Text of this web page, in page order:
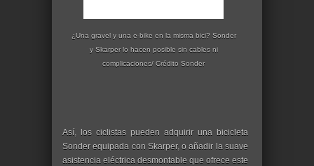
¿Una gravel y una e-bike en la misma bici? Sonder
y Skarper lo hacen posible sin cables ni
complicaciones/ Crédito Sonder
Así, los ciclistas pueden adquirir una bicicleta
Sonder equipada con Skarper, o añadir la suave
asistencia eléctrica desmontable que ofrece este